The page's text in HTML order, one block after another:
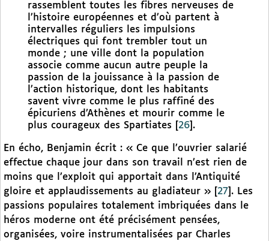
rassemblent toutes les fibres nerveuses de
l’histoire européennes et d’où partent à
intervalles réguliers les impulsions
électriques qui font trembler tout un
monde ; une ville dont la population
associe comme aucun autre peuple la
passion de la jouissance à la passion de
l’action historique, dont les habitants
savent vivre comme le plus raffiné des
épicuriens d’Athènes et mourir comme le
plus courageux des Spartiates
26 .
En écho, Benjamin écrit : « Ce que l’ouvrier salarié
effectue chaque jour dans son travail n’est rien de
moins que l’exploit qui apportait dans l’Antiquité
gloire et applaudissements au gladiateur »
27 . Les
passions populaires totalement imbriquées dans le
héros moderne ont été précisément pensées,
organisées, voire instrumentalisées par Charles